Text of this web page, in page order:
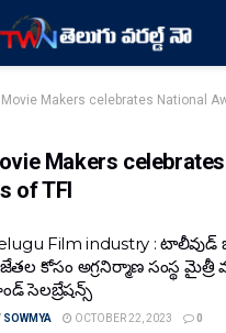
Movie Makers celebrates National
Makers
of TFI
Film industry :
కోసం అగ్రనిర్మాణ సంస్థ
సెలబ్రేషన్స్
SOWMYA OCTOBER 22, 2023 0